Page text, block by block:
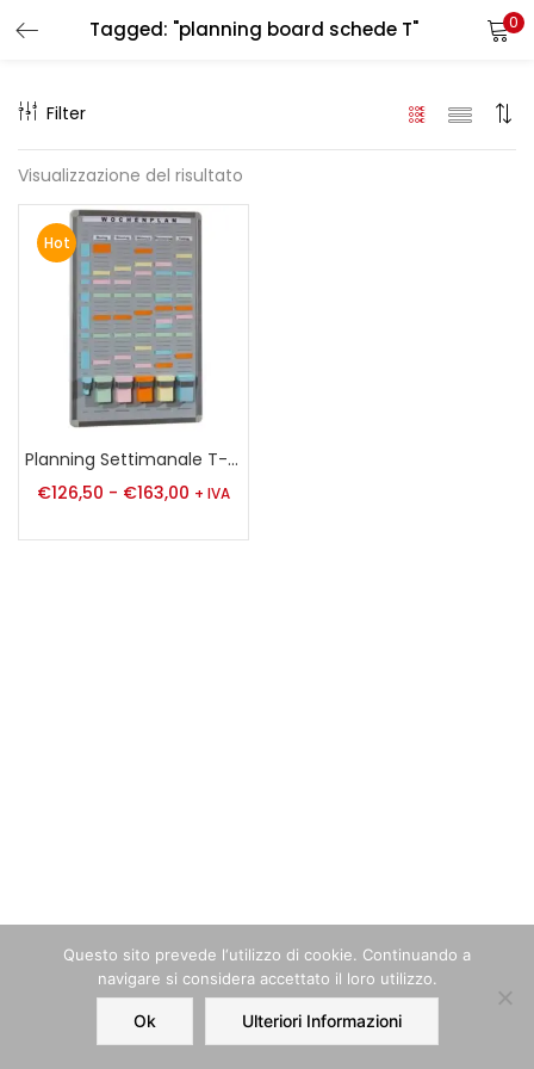
Tagged: "planning board schede T" 0
Home Order Account
Filter
Visualizzazione del risultato
Hot
Planning Settimanale T-Card*
€126,50 - €163,00 + IVA
LOGIN REGISTER
Enter your username and password to login.
Remember me
Questo sito prevede l‘utilizzo di cookie. Continuando a
navigare si considera accettato il loro utilizzo.
Ok Ulteriori Informazioni